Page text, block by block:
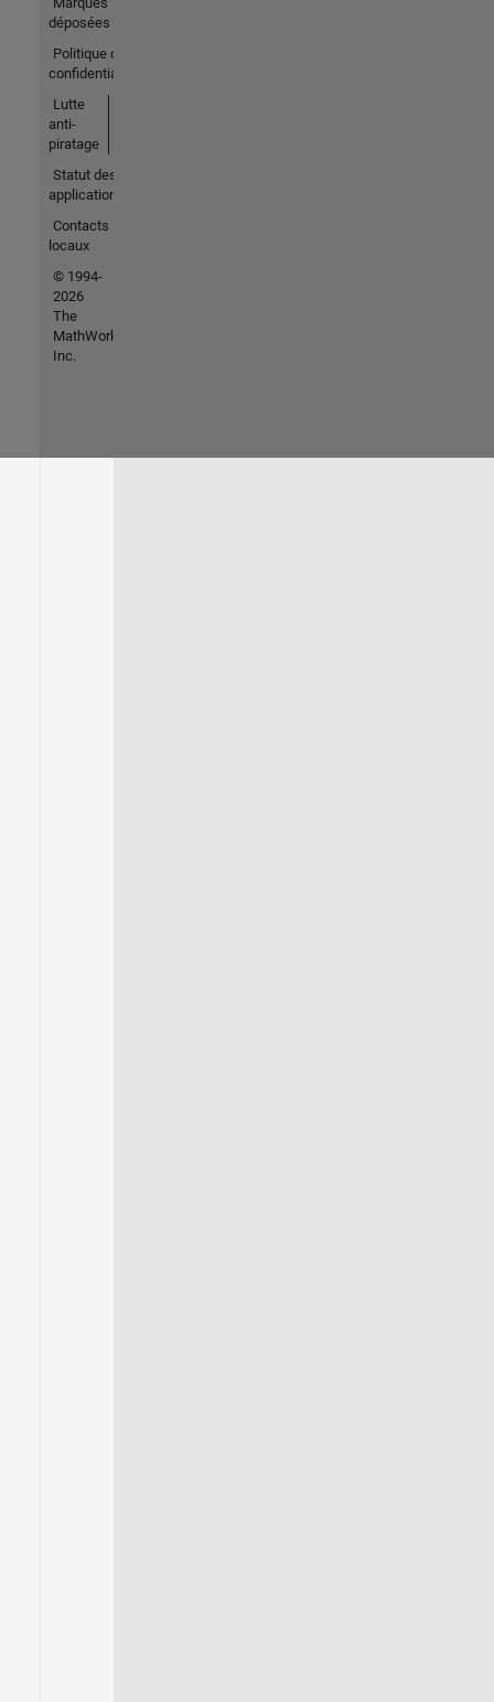
déposées
Politique de
confidentialité
Lutte
anti-
piratage
Statut des
applications
Contacts
locaux
© 1994-
2026
The
MathWorks,
Inc.